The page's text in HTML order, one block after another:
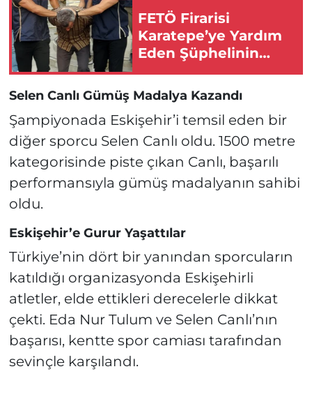
FETÖ Firarisi
Karatepe’ye Yardım
Eden Şüphelinin
Eskişehir’deki Evine
Baskın!
Selen Canlı Gümüş Madalya Kazandı
Şampiyonada Eskişehir’i temsil eden bir
diğer sporcu Selen Canlı oldu. 1500 metre
kategorisinde piste çıkan Canlı, başarılı
performansıyla gümüş madalyanın sahibi
oldu.
Eskişehir’e Gurur Yaşattılar
Türkiye’nin dört bir yanından sporcuların
katıldığı organizasyonda Eskişehirli
atletler, elde ettikleri derecelerle dikkat
çekti. Eda Nur Tulum ve Selen Canlı’nın
başarısı, kentte spor camiası tarafından
sevinçle karşılandı.